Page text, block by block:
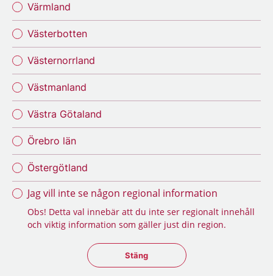
Värmland
Västerbotten
Västernorrland
Västmanland
Västra Götaland
Örebro län
Östergötland
Jag vill inte se någon regional information
Obs! Detta val innebär att du inte ser regionalt innehåll
och viktig information som gäller just din region.
Stäng regionsväljaren
Stäng